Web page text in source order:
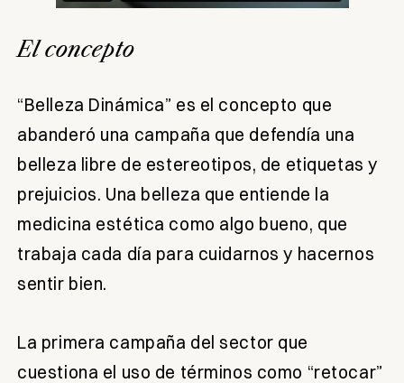
El concepto
“Belleza Dinámica” es el concepto que
abanderó una campaña que defendía una
belleza libre de estereotipos, de etiquetas y
prejuicios. Una belleza que entiende la
medicina estética como algo bueno, que
trabaja cada día para cuidarnos y hacernos
sentir bien.
La primera campaña del sector que
cuestiona el uso de términos como “retocar”